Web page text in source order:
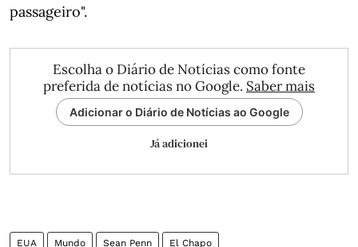
passageiro".
Escolha o Diário de Notícias como fonte
preferida de notícias no Google. Saber mais
Adicionar o Diário de Notícias ao Google
Já adicionei
EUA Mundo Sean Penn El Chapo